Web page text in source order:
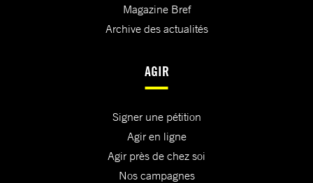
Magazine Bref
Archive des actualités
AGIR
Signer une pétition
Agir en ligne
Agir près de chez soi
Nos campagnes